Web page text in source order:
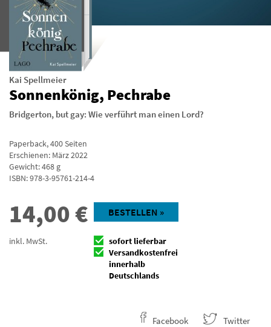
Kai Spellmeier
Sonnenkönig, Pechrabe
Bridgerton, but gay: Wie verführt man einen Lord?
Paperback,400Seiten
Erschienen: März 2022
Gewicht: 468 g
ISBN:978-3-95761-214-4
14,00€
inkl. MwSt.
BESTELLEN »
sofort lieferbar
Versandkostenfrei
innerhalb
Deutschlands
Facebook Twitter